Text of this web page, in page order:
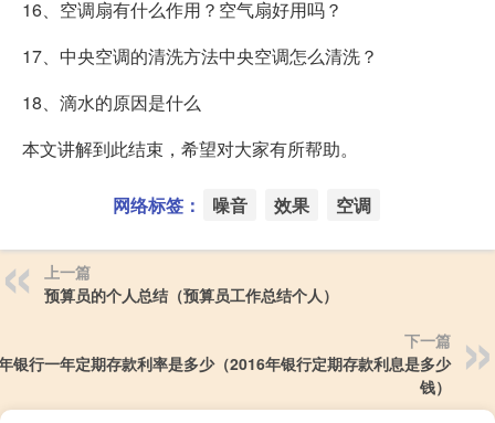
16、空调扇有什么作用？空气扇好用吗？
17、中央空调的清洗方法中央空调怎么清洗？
18、滴水的原因是什么
本文讲解到此结束，希望对大家有所帮助。
网络标签： 噪音 效果 空调
上一篇
预算员的个人总结（预算员工作总结个人）
下一篇
银行一年定期存款利率是多少（2016年银行定期存款利息是多少
钱）